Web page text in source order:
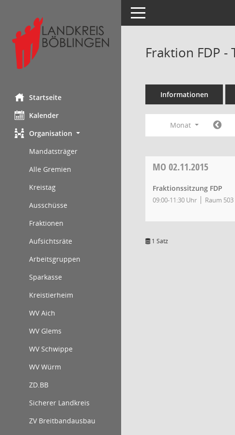
Startseite
Kalender
Organisation
Mandatsträger
Alle Gremien
Kreistag
Ausschüsse
Fraktionen
Aufsichtsräte
Arbeitsgruppen
Sparkasse
Kreistierheim
WV Aich
WV Glems
WV Schwippe
WV Würm
ZD.BB
Sicherer Landkreis
ZV Breitbandausbau
Toggle navigation
Fraktion FDP -
Informationen
Monat
MO 02.11.2015
Fraktionssitzung FDP
09:00-11:30 Uhr Raum 503
1 Satz